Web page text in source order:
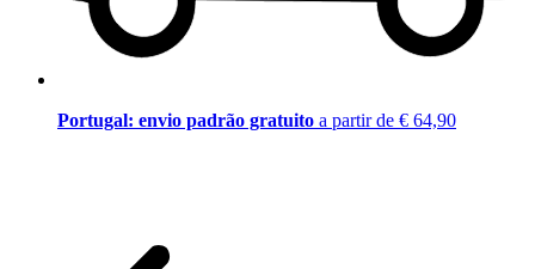
Portugal: envio padrão gratuito a partir de € 64,90